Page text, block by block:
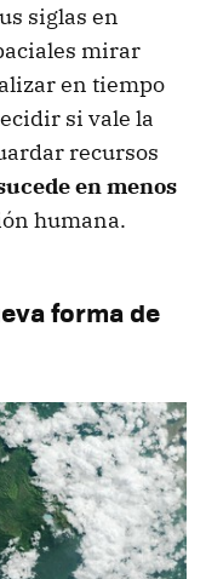
siglas en
mirar
en tiempo
si vale la
recursos
en menos
humana.
forma de